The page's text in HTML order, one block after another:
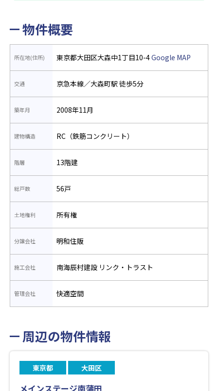
物件概要
所在地(住所) 東京都大田区大森中1丁目10-4Google MAP
交通 京急本線／大森町駅 徒歩5分
築年月 2008年11月
建物構造 RC（鉄筋コンクリート）
階層 13階建
総戸数 56戸
土地権利 所有権
分譲会社 明和住販
施工会社 南海辰村建設 リンク・トラスト
管理会社 快適空間
周辺の物件情報
東京都 大田区
メインステージ南蒲田